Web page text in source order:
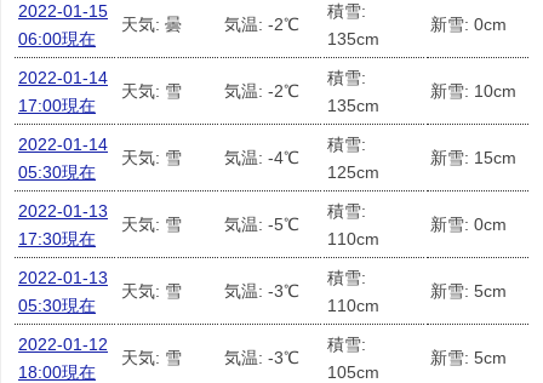
2022-01-15
06:00現在
天気: 曇 気温: -2℃
積雪:
135cm
新雪: 0cm
2022-01-14
17:00現在
天気: 雪 気温: -2℃
積雪:
135cm
新雪: 10cm
2022-01-14
05:30現在
天気: 雪 気温: -4℃
積雪:
125cm
新雪: 15cm
2022-01-13
17:30現在
天気: 雪 気温: -5℃
積雪:
110cm
新雪: 0cm
2022-01-13
05:30現在
天気: 雪 気温: -3℃
積雪:
110cm
新雪: 5cm
2022-01-12
18:00現在
天気: 雪 気温: -3℃
積雪:
105cm
新雪: 5cm